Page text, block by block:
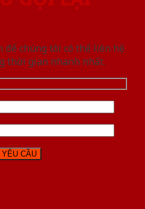
chúng tôi có thể liên hệ
thời gian nhanh nhất.